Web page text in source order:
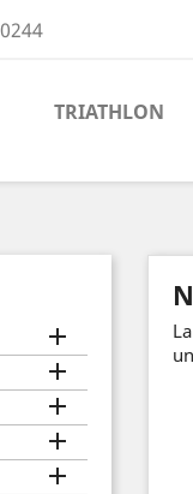
TRIATHLON




